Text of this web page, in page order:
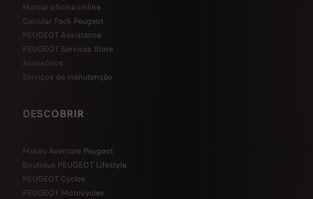
Marcar oficina online
Calcular Pack Peugeot
PEUGEOT Assistance
PEUGEOT Services Store
Acessórios
Serviços de manutenção
DESCOBRIR
Museu Aventure Peugeot
Boutique PEUGEOT Lifestyle
PEUGEOT Cycles
PEUGEOT Motocycles